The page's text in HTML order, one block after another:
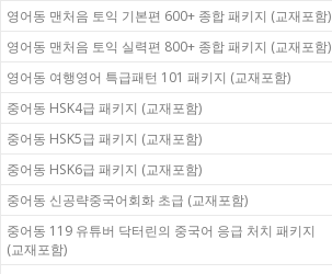
영어동 맨처음 토익 기본편 600+ 종합 패키지 (교재포함)
영어동 맨처음 토익 실력편 800+ 종합 패키지 (교재포함)
영어동 여행영어 특급패턴 101 패키지 (교재포함)
중어동 HSK4급 패키지 (교재포함)
중어동 HSK5급 패키지 (교재포함)
중어동 HSK6급 패키지 (교재포함)
중어동 신공략중국어회화 초급 (교재포함)
중어동 119 유튜버 닥터린의 중국어 응급 처치 패키지
(교재포함)